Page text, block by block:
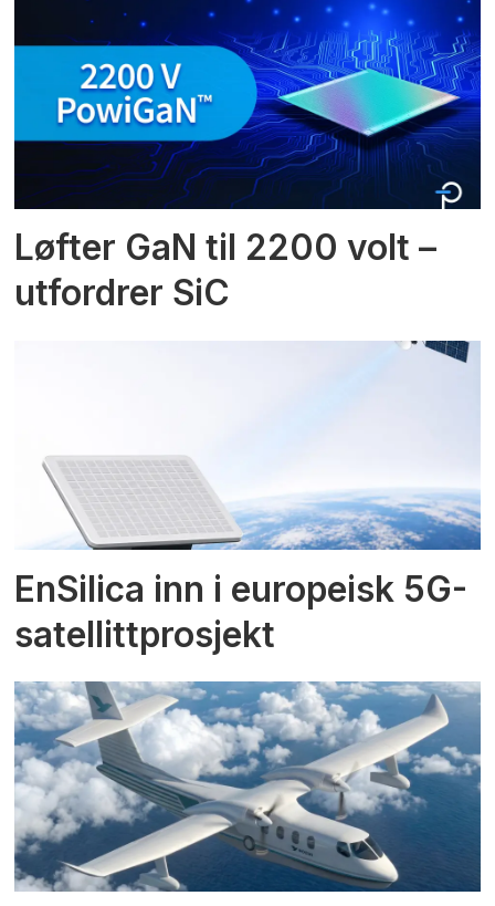
Løfter GaN til 2200 volt –
utfordrer SiC
EnSilica inn i europeisk 5G-
satellittprosjekt